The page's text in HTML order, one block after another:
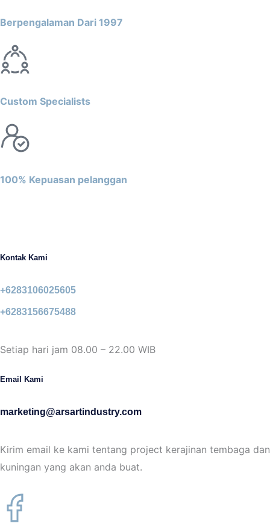
Berpengalaman Dari 1997
Custom Specialists
100% Kepuasan pelanggan
Kontak Kami
+6283106025605
+6283156675488
Setiap hari jam 08.00 – 22.00 WIB
Email Kami
marketing@arsartindustry.com
Kirim email ke kami tentang project kerajinan tembaga dan
kuningan yang akan anda buat.